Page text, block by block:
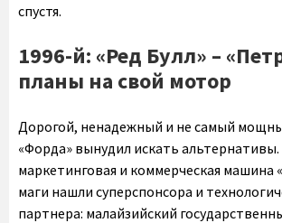
спустя.
1996-й: «Ред Булл» –
планы на свой мотор
Дорогой, ненадежный и не самый
«Форда» вынудил искать
маркетинговая и коммерческая машина
маги нашли суперспонсора и
партнера: малайзийский